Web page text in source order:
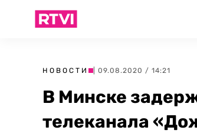
НОВОСТИ | 09.08.2020 / 14:21
В Минске
телеканала